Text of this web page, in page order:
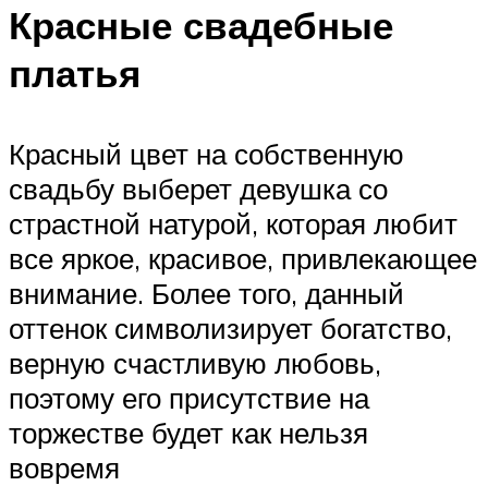
Красные свадебные
платья
Красный цвет на собственную
свадьбу выберет девушка со
страстной натурой, которая любит
все яркое, красивое, привлекающее
внимание. Более того, данный
оттенок символизирует богатство,
верную счастливую любовь,
поэтому его присутствие на
торжестве будет как нельзя
вовремя